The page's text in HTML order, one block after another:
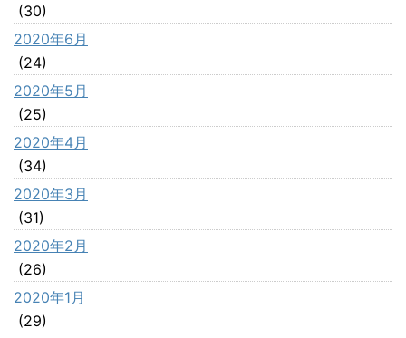
(30)
2020年6月
(24)
2020年5月
(25)
2020年4月
(34)
2020年3月
(31)
2020年2月
(26)
2020年1月
(29)